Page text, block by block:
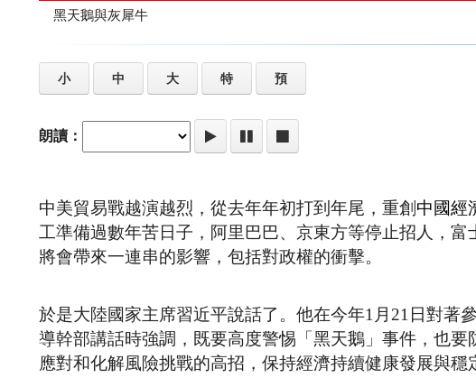
黑天鵝與灰犀牛
小 中 大 特 預
朗讀：
中美貿易戰越演越烈，從去年年初打到年尾，重創 中國經
工準備過數年苦日子，阿里巴巴、京東方等停止招人，
將會帶來一連串的影響，包括對政權的衝擊。
於是大陸國家主席習近平說話了。他在今年1月21日對著
導幹部講話時強調，既要高度警惕「黑天鵝」事件，也
應對和化解風險挑戰的高招，保持經濟持續健康發展與穩